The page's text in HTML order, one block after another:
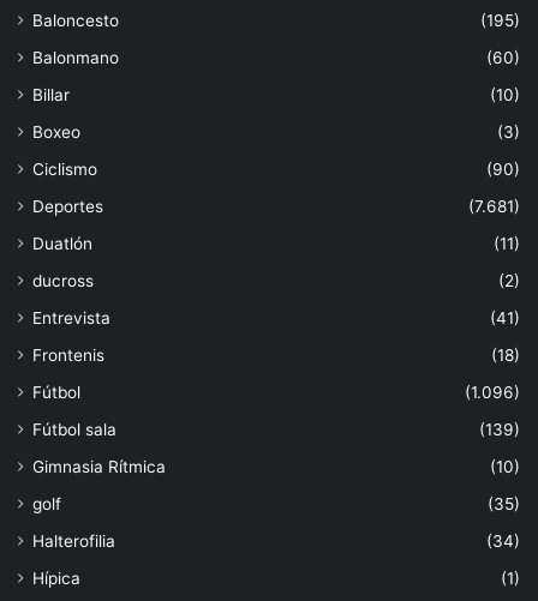
Baloncesto
(195)
Balonmano
(60)
Billar
(10)
Boxeo
(3)
Ciclismo
(90)
Deportes
(7.681)
Duatlón
(11)
ducross
(2)
Entrevista
(41)
Frontenis
(18)
Fútbol
(1.096)
Fútbol sala
(139)
Gimnasia Rítmica
(10)
golf
(35)
Halterofilia
(34)
Hípica
(1)